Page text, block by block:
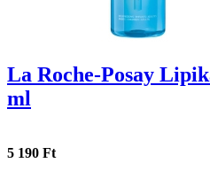
La Roche-Posay
ml
5 190 Ft